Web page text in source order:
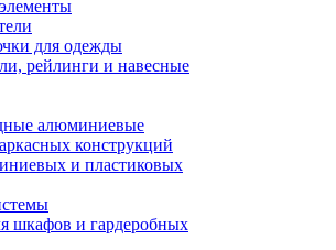
для одежды
рейлинги и навесные
алюминиевые
конструкций
и пластиковых
шкафов и гардеробных